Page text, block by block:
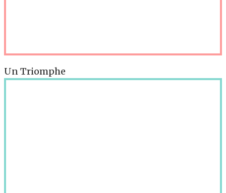
Un Triomphe